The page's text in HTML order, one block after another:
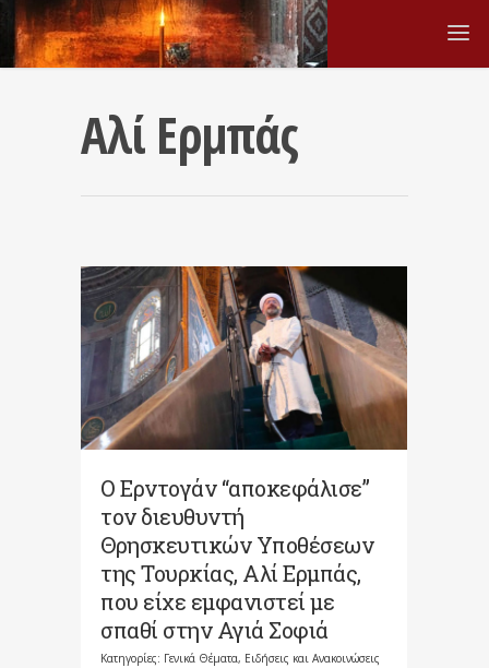
Αλί Ερμπάς
Ο Ερντογάν “αποκεφάλισε”
τον διευθυντή
Θρησκευτικών Υποθέσεων
της Τουρκίας, Αλί Ερμπάς,
που είχε εμφανιστεί με
σπαθί στην Αγιά Σοφιά
Κατηγορίες: Γενικά Θέματα, Ειδήσεις και Ανακοινώσεις